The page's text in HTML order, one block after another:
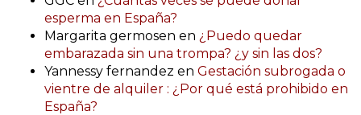
esperma en España?
Margarita germosen en ¿Puedo quedar
embarazada sin una trompa? ¿y sin las dos?
Yannessy fernandez en Gestación subrogada o
vientre de alquiler : ¿Por qué está prohibido en
España?